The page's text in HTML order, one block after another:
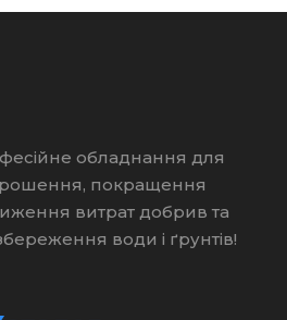
обладнання для
покращення
витрат добрив та
води і ґрунтів!